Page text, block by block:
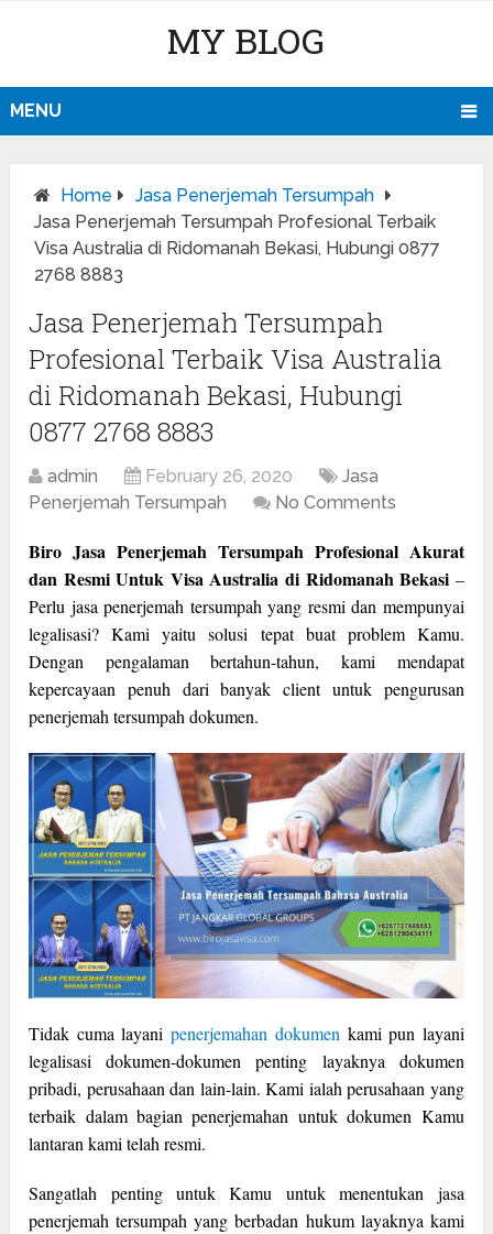
MY BLOG
MENU
Home
Jasa Penerjemah Tersumpah
Jasa Penerjemah Tersumpah Profesional Terbaik
Visa Australia di Ridomanah Bekasi, Hubungi 0877
2768 8883
Jasa Penerjemah Tersumpah
Profesional Terbaik Visa Australia
di Ridomanah Bekasi, Hubungi
0877 2768 8883
admin February 26, 2020
Jasa
Penerjemah Tersumpah
No Comments
Biro Jasa Penerjemah Tersumpah Profesional Akurat
dan Resmi Untuk Visa Australia di Ridomanah Bekasi –
Perlu jasa penerjemah tersumpah yang resmi dan mempunyai
legalisasi? Kami yaitu solusi tepat buat problem Kamu.
Dengan pengalaman bertahun-tahun, kami mendapat
kepercayaan penuh dari banyak client untuk pengurusan
penerjemah tersumpah dokumen.
Tidak cuma layanipenerjemahan dokumen kami pun layani
legalisasi dokumen-dokumen penting layaknya dokumen
pribadi, perusahaan dan lain-lain. Kami ialah perusahaan yang
terbaik dalam bagian penerjemahan untuk dokumen Kamu
lantaran kami telah resmi.
Sangatlah penting untuk Kamu untuk menentukan jasa
penerjemah tersumpah yang berbadan hukum layaknya kami